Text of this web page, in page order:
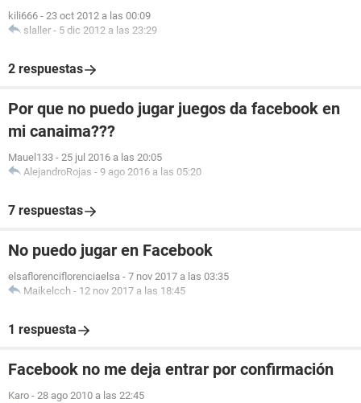
kili666 - 23 oct 2012 a las 00:09
slaller - 5 dic 2012 a las 23:29
2 respuestas
Por que no puedo jugar juegos da facebook en
mi canaima???
Mauel133 - 25 jul 2016 a las 20:05
AlejandroRojas - 9 ago 2016 a las 05:20
7 respuestas
No puedo jugar en Facebook
elsaflorenciflorenciaelsa - 7 nov 2017 a las 03:35
Maikelcch - 12 nov 2017 a las 18:45
1 respuesta
Facebook no me deja entrar por confirmación
Karo - 28 ago 2010 a las 22:45